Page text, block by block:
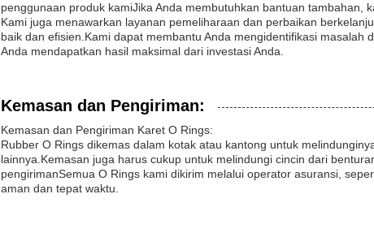
penggunaan produk kamiJika Anda membutuhkan bantuan tambahan,
Kami juga menawarkan layanan pemeliharaan dan perbaikan
baik dan efisien.Kami dapat membantu Anda mengidentifikasi
Anda mendapatkan hasil maksimal dari investasi Anda.
Kemasan dan Pengiriman:
Kemasan dan Pengiriman Karet O Rings:
Rubber O Rings dikemas dalam kotak atau kantong untuk
lainnya.Kemasan juga harus cukup untuk melindungi cincin dari
pengirimanSemua O Rings kami dikirim melalui operator asuransi,
aman dan tepat waktu.